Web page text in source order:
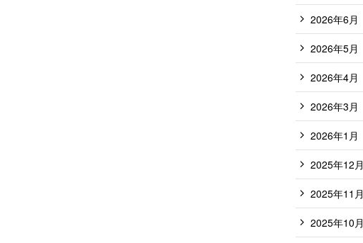
2026年6月
2026年5月
2026年4月
2026年3月
2026年1月
2025年12月
2025年11月
2025年10月